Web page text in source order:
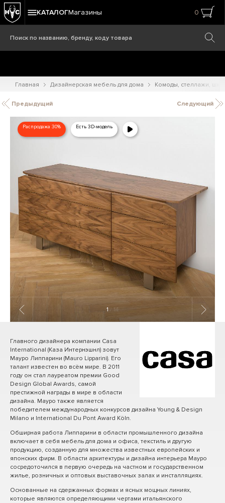
КАТАЛОГМагазины 0
Главная Дизайнерская мебель для дома Комоды, стеллажи,
Предыдущий Следующий
Распродажа 30% Есть 3D-модель
1 / 14
Главного дизайнера компании Casa
International (Каза Интернэшнл) зовут
Мауро Липпарини (Mauro Lipparini). Его
талант известен во всём мире. В 2011
году он стал лауреатом премии Good
Design Global Awards, самой
престижной награды в мире в области
дизайна. Мауро также является
победителем международных конкурсов дизайна Young & Design
Milano и International Du Pont Award Köln.
Обширная работа Липпарини в области промышленного дизайна
включает в себя мебель для дома и офиса, текстиль и другую
продукцию, созданную для множества известных европейских и
японских фирм. В области архитектуры и дизайна интерьера Мауро
сосредоточился в первую очередь на частном и государственном
жилье, розничных и оптовых выставочных залах и инсталляциях.
Основанные на сдержанных формах и ясных мощных линиях,
которые являются определяющими чертами итальянского